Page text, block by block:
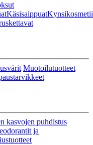
Käsisaippuat
Muotoilutuotteet
kasvojen puhdistus
ja